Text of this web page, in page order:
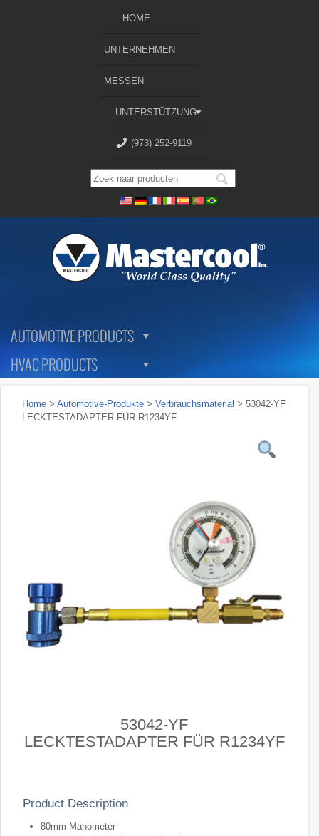
HOME
UNTERNEHMEN
MESSEN
UNTERSTÜTZUNG
(973) 252-9119
AUTOMOTIVE PRODUCTS
HVAC PRODUCTS
Home > Automotive-Produkte > Verbrauchsmaterial > 53042-YF
LECKTESTADAPTER FÜR R1234YF
53042-YF
LECKTESTADAPTER FÜR R1234YF
Product Description
80mm Manometer